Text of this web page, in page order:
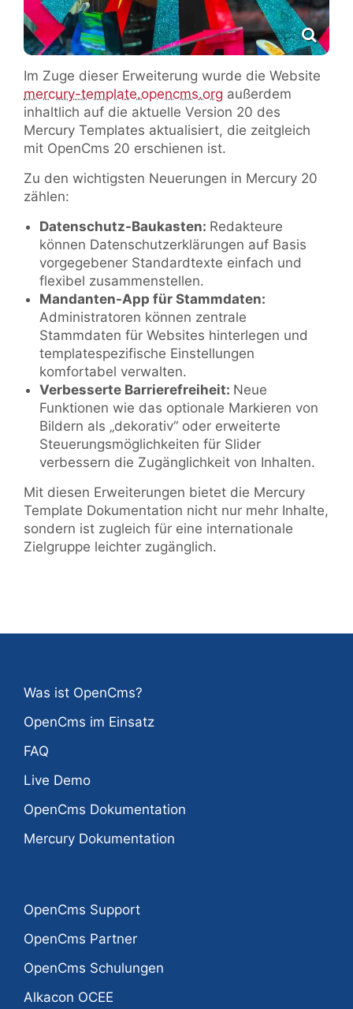
Im Zuge dieser Erweiterung wurde die Website
mercury-template.opencms.org außerdem
inhaltlich auf die aktuelle Version 20 des
Mercury Templates aktualisiert, die zeitgleich
mit OpenCms 20 erschienen ist.
Zu den wichtigsten Neuerungen in Mercury 20
zählen:
Datenschutz-Baukasten: Redakteure
können Datenschutzerklärungen auf Basis
vorgegebener Standardtexte einfach und
flexibel zusammenstellen.
Mandanten-App für Stammdaten:
Administratoren können zentrale
Stammdaten für Websites hinterlegen und
templatespezifische Einstellungen
komfortabel verwalten.
Verbesserte Barrierefreiheit: Neue
Funktionen wie das optionale Markieren von
Bildern als „dekorativ“ oder erweiterte
Steuerungsmöglichkeiten für Slider
verbessern die Zugänglichkeit von Inhalten.
Mit diesen Erweiterungen bietet die Mercury
Template Dokumentation nicht nur mehr Inhalte,
sondern ist zugleich für eine internationale
Zielgruppe leichter zugänglich.
Was ist OpenCms?
OpenCms im Einsatz
FAQ
Live Demo
OpenCms Dokumentation
Mercury Dokumentation
OpenCms Support
OpenCms Partner
OpenCms Schulungen
Alkacon OCEE